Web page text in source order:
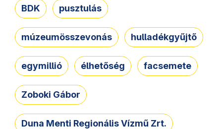
BDK pusztulás
múzeumösszevonás hulladékgyűjtő
egymillió élhetőség facsemete
Zoboki Gábor
Duna Menti Regionális Vízmű Zrt.